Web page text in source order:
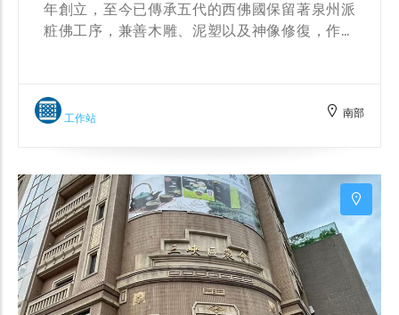
年創立，至今已傳承五代的西佛國保留著泉州派
粧佛工序，兼善木雕、泥塑以及神像修復，作品
工藝技藝保存者。隨著時間推移，代代堅守著傳
統技法(褙雞毛紙再上黃土底，使用礦物質顏料上
工作站 南部